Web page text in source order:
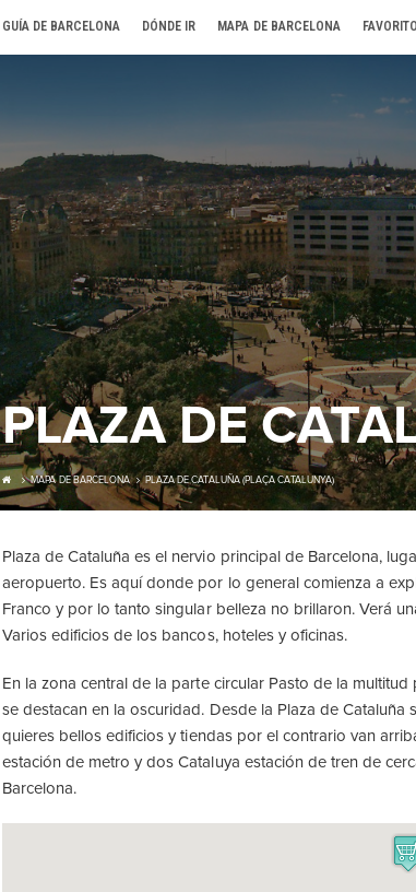
GUÍA DE BARCELONA DÓNDE IR MAPA DE BARCELONA
PLAZA DE
MAPA DE BARCELONA PLAZA DE CATALUÑA (PLAÇA CATALUNYA)
Plaza de Cataluña es el nervio principal de Barcelona,
aeropuerto. Es aquí donde por lo general comienza a
Franco y por lo tanto singular belleza no brillaron. Verá
Varios edificios de los bancos, hoteles y oficinas.
En la zona central de la parte circular Pasto de la
se destacan en la oscuridad. Desde la Plaza de
quieres bellos edificios y tiendas por el contrario van
estación de metro y dos Cataluya estación de tren de
Barcelona.